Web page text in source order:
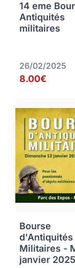
14 eme
Antiquités
militaires
26/02/2025
8.00€
Bourse
d'Antiquités
Militaires -
janvier 2025